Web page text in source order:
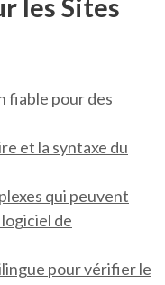
les Sites
fiable pour des
et la syntaxe du
qui peuvent
de
pour vérifier le